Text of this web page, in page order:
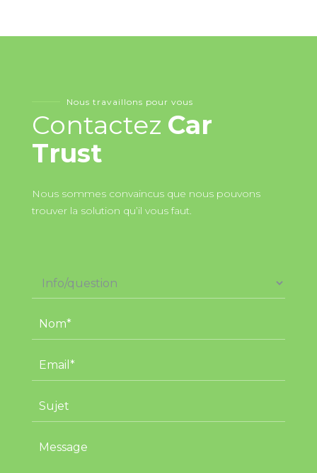
Nous travaillons pour vous
Contactez Car
Trust
Nous sommes convaincus que nous pouvons
trouver la solution qu’il vous faut.